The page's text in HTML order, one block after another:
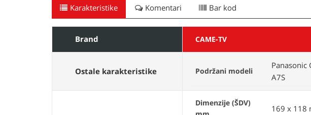
Karakteristike Komentari Bar kod
Brand CAME-TV
Ostale karakteristike Podržani modeli
Panasonic
A7S
Dimenzije (ŠDV)
169 x 118